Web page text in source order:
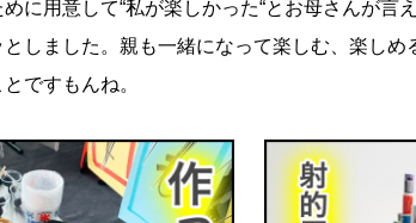
めに用意して“私が楽しかった“とお母さんが言
しました。親も一緒になって楽しむ、楽しめ
ですもんね。